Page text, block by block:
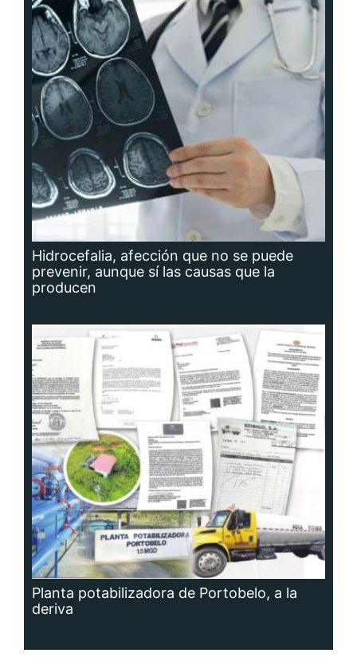
Hidrocefalia, afección que no se puede
prevenir, aunque sí las causas que la
producen
Planta potabilizadora de Portobelo, a la
deriva